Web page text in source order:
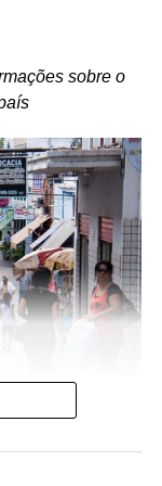
já dispõe de
exigir a
advogado,
na ESPM, FAAP
uma lacuna
na votação
TSE exerce o
e fiscalizar
ágil. Na prática,
curso, o pleito
delimitar
sobre o
postos,